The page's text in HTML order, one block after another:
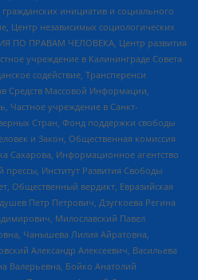
инициатив и социального
Центр независимых социологических
ПО ПРАВАМ ЧЕЛОВЕКА, Центр развития
учреждение в Калининграде Совета
содействие, Трансперенси
Средств Массовой Информации,
Частное учреждение в Санкт-
Стран, Фонд поддержки свободы
и Закон, Общественная комиссия
Сахарова, Информационное агентство
Институт Развития Свободы
Общественный вердикт, Евразийская
Петр Петрович, Дзугкоева Регина
Милославский Павел
Чанышева Лилия Айратовна,
Александр Алексеевич, Васильева
Валерьевна, Бойко Анатолий